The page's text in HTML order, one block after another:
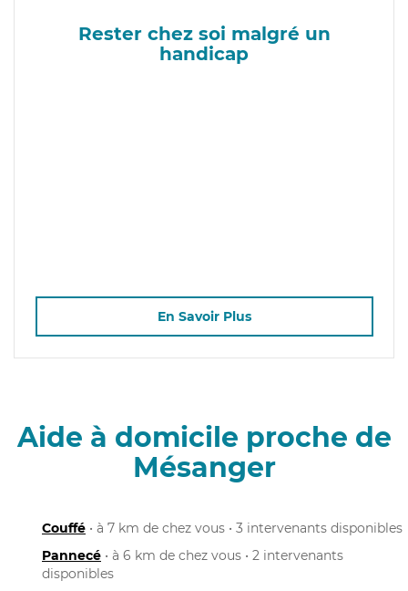
Rester chez soi malgré un
handicap
En Savoir Plus
Aide à domicile proche de
Mésanger
Couffé • à 7 km de chez vous • 3 intervenants disponibles
Pannecé • à 6 km de chez vous • 2 intervenants
disponibles